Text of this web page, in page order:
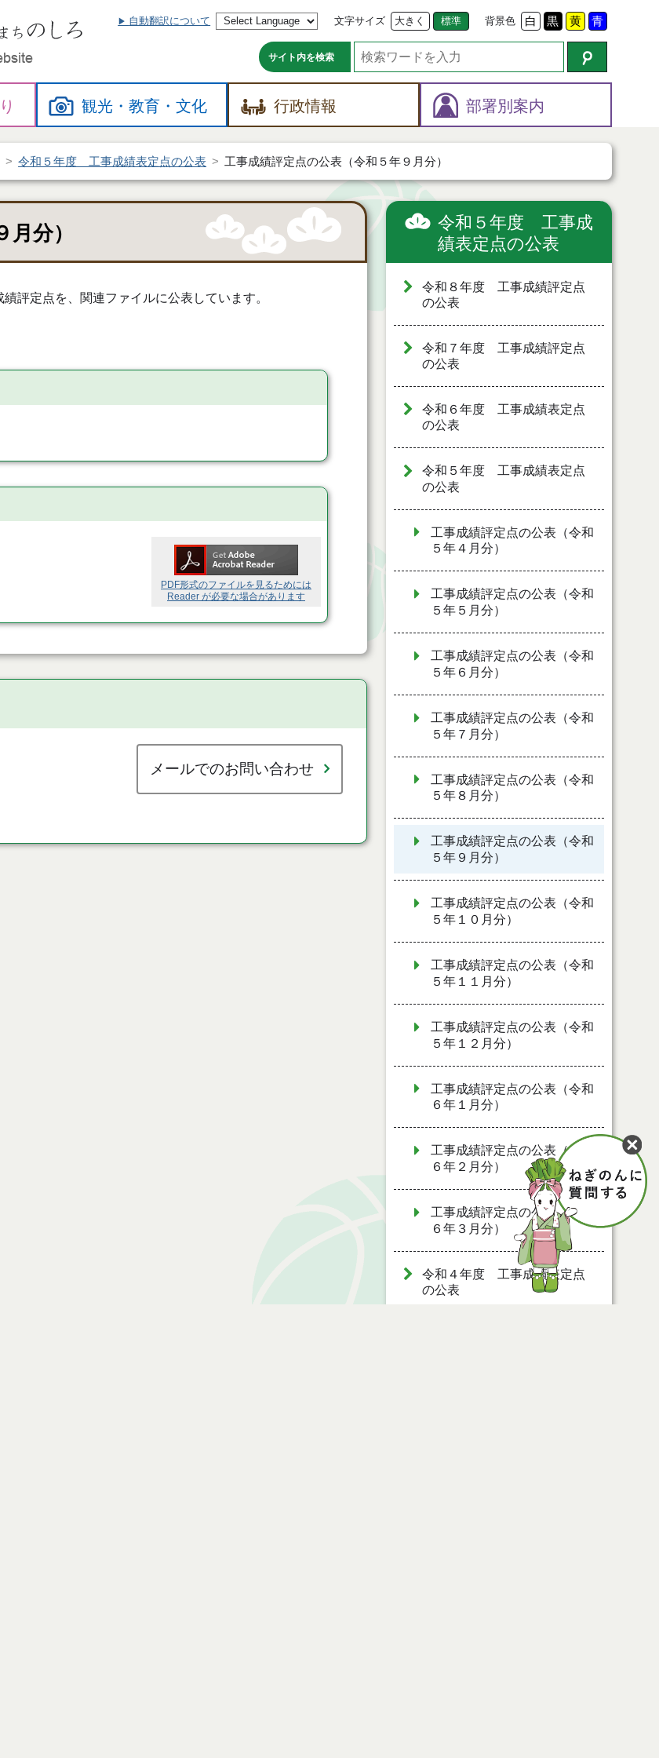
自動翻訳について 文字サイズ 大きく 標準 背景色 白 黒 黄 青
サイト内を検索
観光・教育・文化 行政情報 部署別案内
令和５年度 工事成績表定点の公表 工事成績評定点の公表（令和５年９月分）
分）
評定点を、関連ファイルに公表しています。
PDF形式のファイルを見るためには
Reader が必要な場合があります
メールでのお問い合わせ
令和５年度 工事成
績表定点の公表
令和８年度 工事成績評定点
の公表
令和７年度 工事成績評定点
の公表
令和６年度 工事成績表定点
の公表
令和５年度 工事成績表定点
の公表
工事成績評定点の公表（令和
５年４月分）
工事成績評定点の公表（令和
５年５月分）
工事成績評定点の公表（令和
５年６月分）
工事成績評定点の公表（令和
５年７月分）
工事成績評定点の公表（令和
５年８月分）
工事成績評定点の公表（令和
５年９月分）
工事成績評定点の公表（令和
５年１０月分）
工事成績評定点の公表（令和
５年１１月分）
工事成績評定点の公表（令和
５年１２月分）
工事成績評定点の公表（令和
６年１月分）
工事成績評定点の公表（令和
６年２月分）
工事成績評定点の公表（令和
６年３月分）
令和４年度 工事成績表定点
の公表